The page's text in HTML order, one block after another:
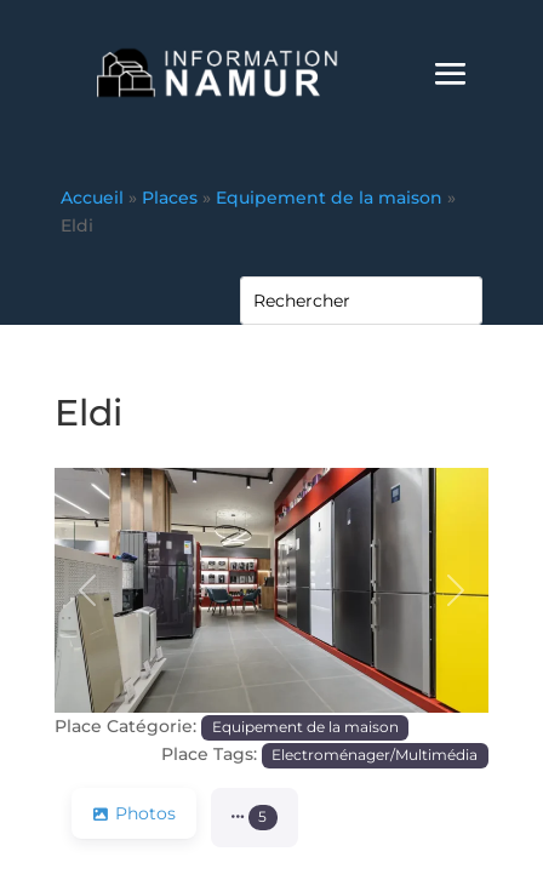
Accueil » Places » Equipement de la maison »
Eldi
Eldi
Précédente Prochaine
Place Catégorie: Equipement de la maison
Place Tags: Electroménager/Multimédia
Photos 5